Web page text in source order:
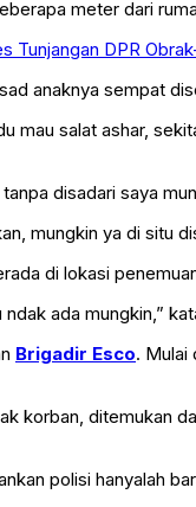
meter dari
Tunjangan DPR
anaknya sempat
mau salat ashar,
disadari saya
mungkin ya di situ
di lokasi
ada mungkin,”
Brigadir Esco. Mulai
korban, ditemukan
polisi hanyalah